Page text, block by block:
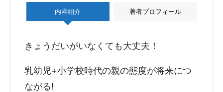
内容紹介 著者プロフィール
きょうだいがいなくても大丈夫！
乳幼児+小学校時代の親の態度が将来につ
ながる!